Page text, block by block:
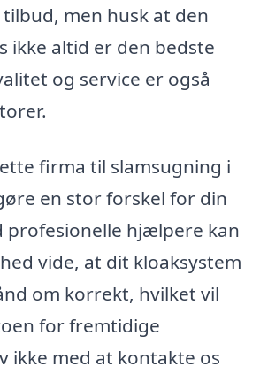
men husk at den
ikke altid er den bedste
og service er også
firma til slamsugning i
en stor forskel for din
profesionelle hjælpere kan
vide, at dit kloaksystem
om korrekt, hvilket vil
for fremtidige
ikke med at kontakte os